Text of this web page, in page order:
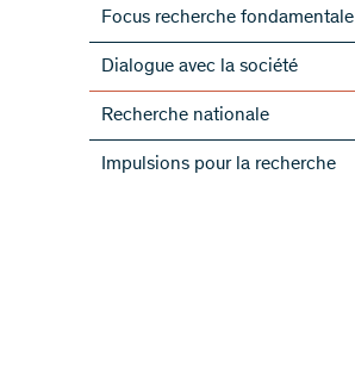
Focus recherche fondamentale
Dialogue avec la société
Recherche nationale
Impulsions pour la recherche